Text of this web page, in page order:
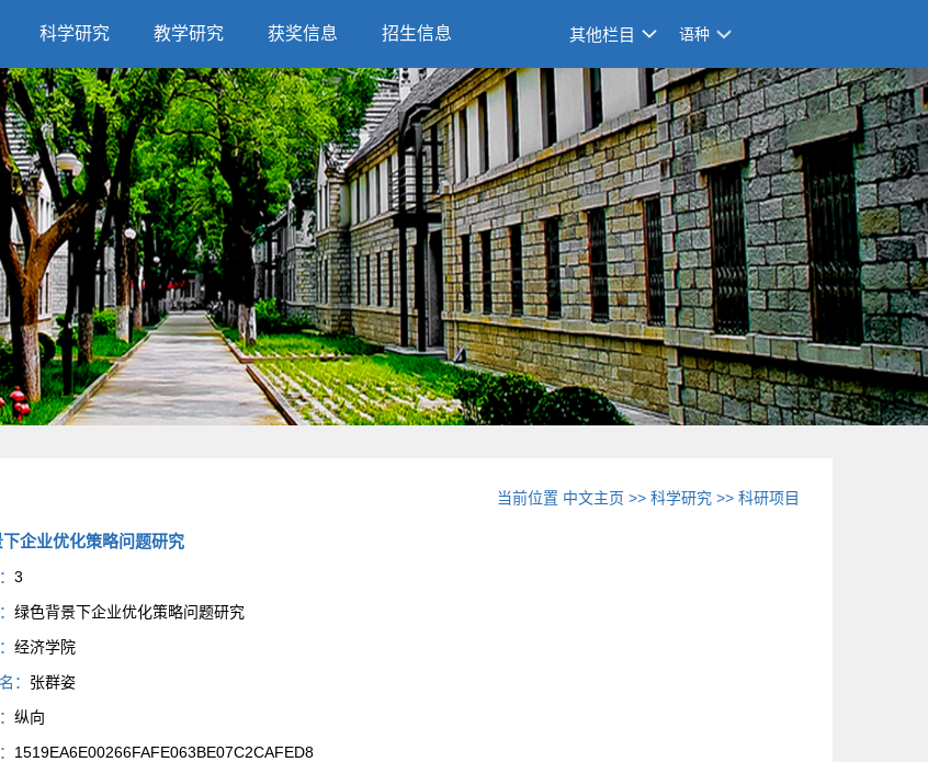
科学研究 教学研究 获奖信息 招生信息 其他栏目 语种
当前位置 中文主页 >>科学研究 >>科研项目
企业优化策略问题研究
3
绿色背景下企业优化策略问题研究
经济学院
： 张群姿
纵向
1519EA6E00266FAFE063BE07C2CAFED8